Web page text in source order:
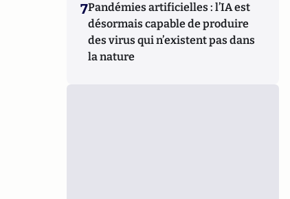
7Pandémies artificielles : l’IA est
désormais capable de produire
des virus qui n’existent pas dans
la nature